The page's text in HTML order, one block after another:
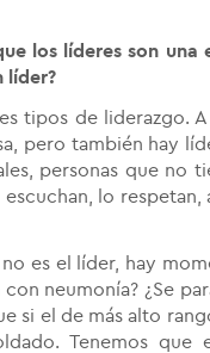
los líderes son una
líder?
tipos de liderazgo.
pero también hay
personas que no
escuchan, lo
es el líder, hay
con neumonía? ¿Se
si el de más alto
Tenemos que